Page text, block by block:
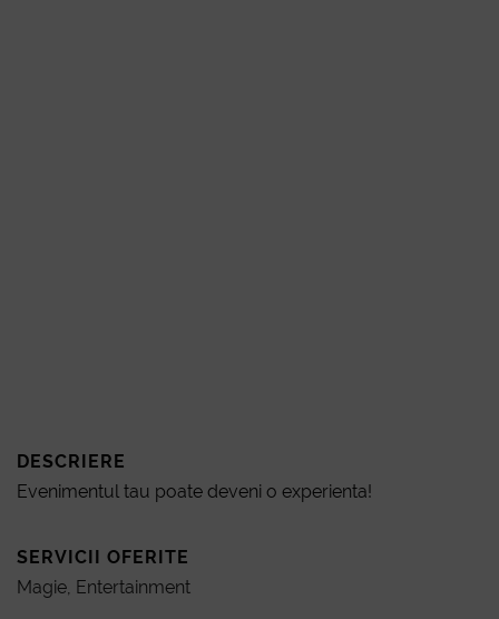
DESCRIERE
Evenimentul tau poate deveni o experienta!
SERVICII OFERITE
Magie Entertainment